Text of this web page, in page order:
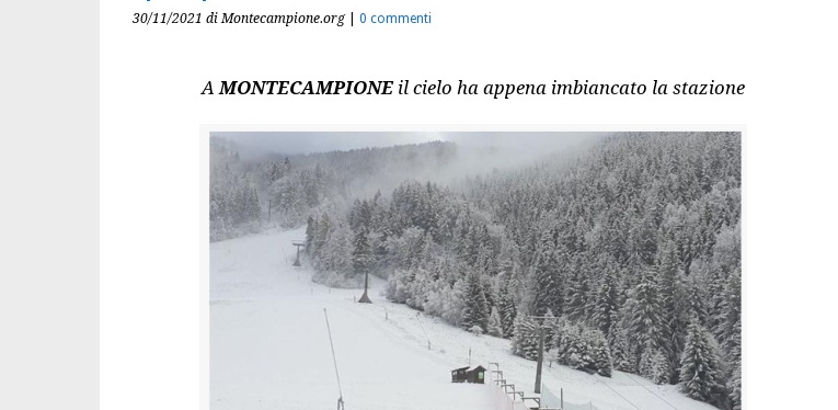
30/11/2021 di Montecampione.org| 0 commenti
AMONTECAMPIONEil cielo ha appena imbiancato la stazione